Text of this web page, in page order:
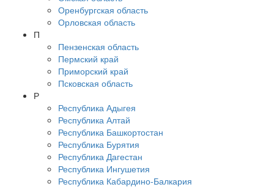
Оренбургская область
Орловская область
П
Пензенская область
Пермский край
Приморский край
Псковская область
Р
Республика Адыгея
Республика Алтай
Республика Башкортостан
Республика Бурятия
Республика Дагестан
Республика Ингушетия
Республика Кабардино-Балкария